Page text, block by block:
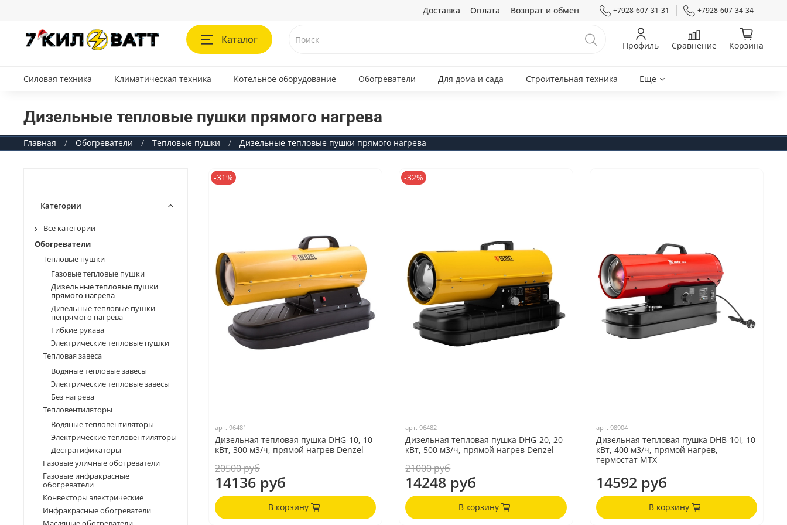
Доставка Оплата Возврат и обмен +7928-607-31-31 +7928-607-34-34
Каталог Профиль Сравнение Корзина
Силовая техника Климатическая техника Котельное оборудование Обогреватели Для дома и сада Строительная техника Еще
Дизельные тепловые пушки прямого нагрева
Главная Обогреватели Тепловые пушки Дизельные тепловые пушки прямого нагрева
-31%
арт. 96481
Дизельная тепловая пушка DHG-10, 10
кВт, 300 м3/ч, прямой нагрев Denzel
20500 руб
14136 руб
В корзину
-32%
арт.96482
Дизельная тепловая пушка DHG-20, 20
кВт, 500 м3/ч, прямой нагрев Denzel
21000 руб
14248 руб
В корзину
арт. 98904
Дизельная тепловая пушка DHB-10i, 10
кВт, 400 м3/ч, прямой нагрев,
термостат MTX
14592 руб
В корзину
Категории
Все категории
Обогреватели
Тепловые пушки
Газовые тепловые пушки
Дизельные тепловые пушки
прямого нагрева
Дизельные тепловые пушки
непрямого нагрева
Гибкие рукава
Электрические тепловые пушки
Тепловая завеса
Водяные тепловые завесы
Электрические тепловые завесы
Без нагрева
Тепловентиляторы
Водяные тепловентиляторы
Электрические тепловентиляторы
Дестратификаторы
Газовые уличные обогреватели
Газовые инфракрасные
обогреватели
Конвекторы электрические
Инфракрасные обогреватели